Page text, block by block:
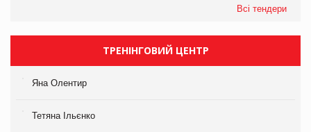
Всі тендери
ТРЕНІНГОВИЙ ЦЕНТР
Яна Олентир
Тетяна Ільєнко